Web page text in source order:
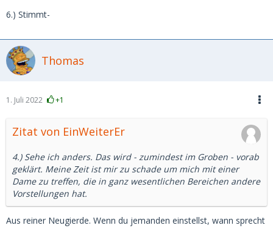
6.) Stimmt-
Thomas
1. Juli 2022 +1
Zitat von EinWeiterEr
4.) Sehe ich anders. Das wird - zumindest im Groben - vorab
geklärt. Meine Zeit ist mir zu schade um mich mit einer
Dame zu treffen, die in ganz wesentlichen Bereichen andere
Vorstellungen hat.
Aus reiner Neugierde. Wenn du jemanden einstellst, wann sprecht